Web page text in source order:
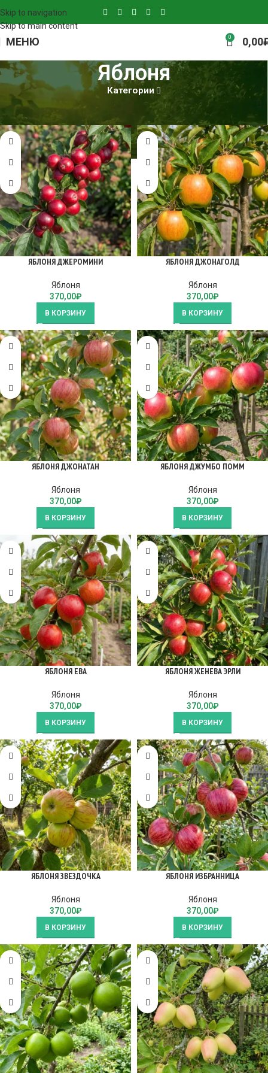
Skip to navigation
Skip to main content
МЕНЮ 0 0,00
Яблоня
Категории
Главная Яблоня
ЯБЛОНЯ ДЖЕРОМИНИ
Яблоня
370,00₽
В КОРЗИНУ
ЯБЛОНЯ ДЖОНАГОЛД
Яблоня
370,00₽
В КОРЗИНУ
ЯБЛОНЯ ДЖОНАТАН
Яблоня
370,00₽
В КОРЗИНУ
ЯБЛОНЯ ДЖУМБО ПОММ
Яблоня
370,00₽
В КОРЗИНУ
ЯБЛОНЯ ЕВА
Яблоня
370,00₽
В КОРЗИНУ
ЯБЛОНЯ ЖЕНЕВА ЭРЛИ
Яблоня
370,00₽
В КОРЗИНУ
ЯБЛОНЯ ЗВЕЗДОЧКА
Яблоня
370,00₽
В КОРЗИНУ
ЯБЛОНЯ ИЗБРАННИЦА
Яблоня
370,00₽
В КОРЗИНУ